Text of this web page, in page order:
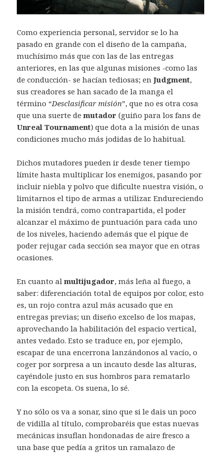
Como experiencia personal, servidor se lo ha
pasado en grande con el diseño de la campaña,
muchísimo más que con las de las entregas
anteriores, en las que algunas misiones -como las
de conducción- se hacían tediosas; enJudgment,
sus creadores se han sacado de la manga el
término “Desclasificar misión”, que no es otra cosa
que una suerte demutador(guiño para los fans de
Unreal Tournament) que dota a la misión de unas
condiciones mucho más jodidas de lo habitual.
Dichos mutadores pueden ir desde tener tiempo
límite hasta multiplicar los enemigos, pasando por
incluir niebla y polvo que dificulte nuestra visión, o
limitarnos el tipo de armas a utilizar. Endureciendo
la misión tendrá, como contrapartida, el poder
alcanzar el máximo de puntuación para cada uno
de los niveles, haciendo además que el pique de
poder rejugar cada sección sea mayor que en otras
ocasiones.
En cuanto almultijugador, más leña al fuego, a
saber: diferenciación total de equipos por color, esto
es, un rojo contra azul más acusado que en
entregas previas; un diseño excelso de los mapas,
aprovechando la habilitación del espacio vertical,
antes vedado. Esto se traduce en, por ejemplo,
escapar de una encerrona lanzándonos al vacío, o
coger por sorpresa a un incauto desde las alturas,
cayéndole justo en sus hombros para rematarlo
con la escopeta. Os suena, lo sé.
Y no sólo os va a sonar, sino que si le dais un poco
de vidilla al título, comprobaréis que estas nuevas
mecánicas insuflan hondonadas de aire fresco a
una base que pedía a gritos un ramalazo de